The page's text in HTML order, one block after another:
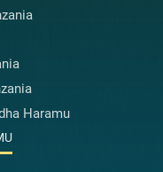
Haramu